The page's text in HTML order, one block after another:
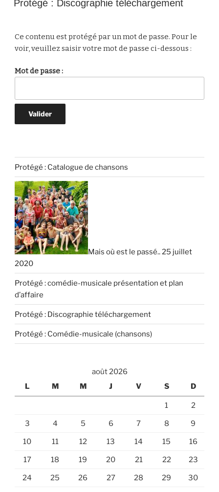
Protégé : Discographie téléchargement
Ce contenu est protégé par un mot de passe. Pour le
voir, veuillez saisir votre mot de passe ci-dessous :
Mot de passe :
Protégé : Catalogue de chansons
Mais où est le passé.. 25 juillet
2020
Protégé : comédie-musicale présentation et plan
d’affaire
Protégé : Discographie téléchargement
Protégé : Comédie-musicale (chansons)
août 2026
L
M M J V S D
1 2
3 4 5 6 7 8 9
10 11 12 13 14 15 16
17 18 19 20 21 22 23
24 25 26 27 28 29 30